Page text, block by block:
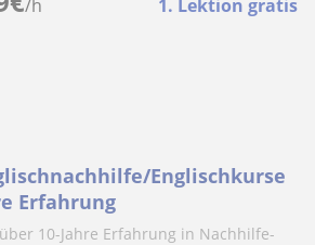
/h 1. Lektion gratis
Englischkurse
Erfahrung
10-Jahre Erfahrung in Nachhilfe-